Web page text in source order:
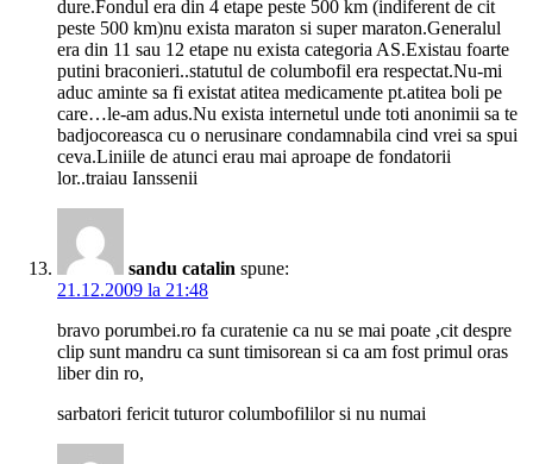
dure.Fondul era din 4 etape peste 500 km (indiferent de cit
peste 500 km)nu exista maraton si super maraton.Generalul
era din 11 sau 12 etape nu exista categoria AS.Existau foarte
putini braconieri..statutul de columbofil era respectat.Nu-mi
aduc aminte sa fi existat atitea medicamente pt.atitea boli pe
care…le-am adus.Nu exista internetul unde toti anonimii sa te
badjocoreasca cu o nerusinare condamnabila cind vrei sa spui
ceva.Liniile de atunci erau mai aproape de fondatorii
lor..traiau Ianssenii
sandu catalin spune:
21.12.2009 la 21:48
bravo porumbei.ro fa curatenie ca nu se mai poate ,cit despre
clip sunt mandru ca sunt timisorean si ca am fost primul oras
liber din ro,
sarbatori fericit tuturor columbofililor si nu numai